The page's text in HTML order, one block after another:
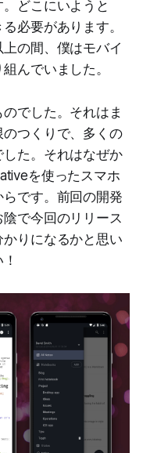
どこにいようと
必要があります。
の間、僕はモバイ
んでいました。
でした。それはま
つくりで、多くの
た。それはなぜか
を使ったスマホ
です。前回の開発
で今回のリリース
りになるかと思い